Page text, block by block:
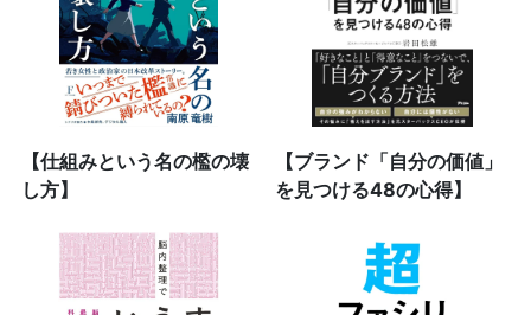
【仕組みという名の檻の壊
し方】
【ブランド「自分の価値」
を見つける48の心得】